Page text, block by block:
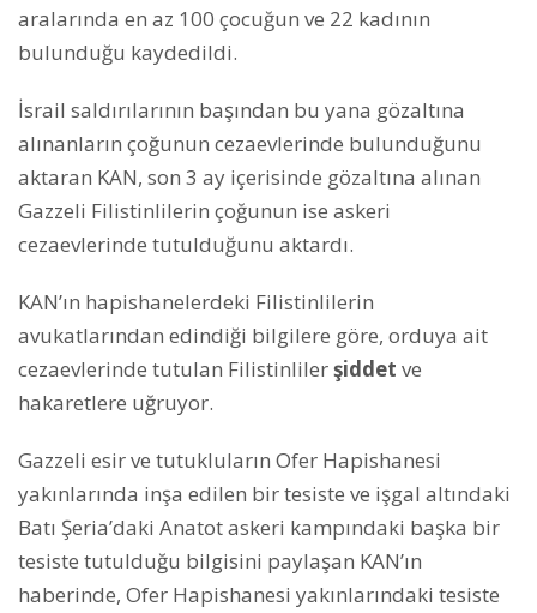
aralarında en az 100 çocuğun ve 22 kadının
bulunduğu kaydedildi.
İsrail saldırılarının başından bu yana gözaltına
alınanların çoğunun cezaevlerinde bulunduğunu
aktaran KAN, son 3 ay içerisinde gözaltına alınan
Gazzeli Filistinlilerin çoğunun ise askeri
cezaevlerinde tutulduğunu aktardı.
KAN’ın hapishanelerdeki Filistinlilerin
avukatlarından edindiği bilgilere göre, orduya ait
cezaevlerinde tutulan Filistinlilerşiddet ve
hakaretlere uğruyor.
Gazzeli esir ve tutukluların Ofer Hapishanesi
yakınlarında inşa edilen bir tesiste ve işgal altındaki
Batı Şeria’daki Anatot askeri kampındaki başka bir
tesiste tutulduğu bilgisini paylaşan KAN’ın
haberinde, Ofer Hapishanesi yakınlarındaki tesiste